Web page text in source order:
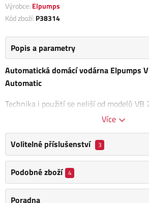
Výrobce: Elpumps
Kód zboží: P38314
Popis a parametry
Automatická domácí vodárna Elpumps
Automatic
Technika i použití se neliší od modelů VB
25/1500 B a VB 50/1500 B pouze
tlakový spínačod společnosti Coelbo s
ovládá a chrání vaše čerpadlo.
Mávnitřní zpětnou klapku
, možnost
vypínacího tlaku,indikaci tlaku na
Více
Volitelné příslušenství 3
Podobné zboží 4
Poradna